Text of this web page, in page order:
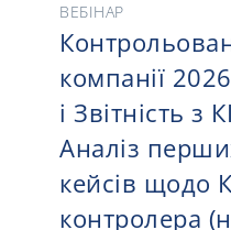
ВЕБІНАР
компанії
і Звітність з
Аналіз
кейсів щодо
контролера